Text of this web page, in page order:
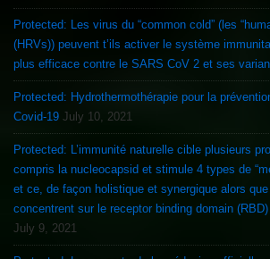
Protected: Les virus du “common cold” (les
(HRVs)) peuvent t’ils activer le système
plus efficace contre le SARS CoV 2 et ses
Protected: Hydrothermothérapie pour la
Covid-19 July 10, 2021
Protected: L’immunité naturelle cible plusieurs
compris la nucleocapsid et stimule 4 types de
et ce, de façon holistique et synergique alors
concentrent sur le receptor binding domain
July 9, 2021